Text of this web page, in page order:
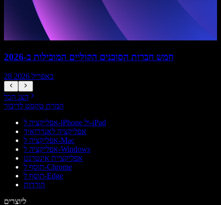
חמש חברות הסוכנים הקוליים המובילות ב-2026
28 באפריל 2026
הצג הכל
המרת טקסט לדיבור
אפליקציה ל-iPhone ול-iPad
אפליקציה לאנדרואיד
אפליקציה ל-Mac
אפליקציה ל-Windows
אפליקציית אינטרנט
תוסף ל-Chrome
תוסף ל-Edge
הורדות
ליוצרים